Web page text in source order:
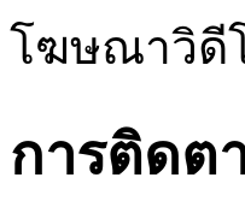
โฆษณาวิดีโ
การติดต